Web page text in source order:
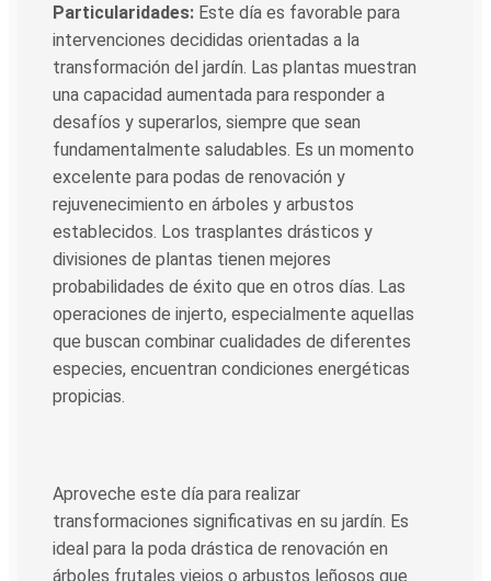
Particularidades: Este día es favorable para
intervenciones decididas orientadas a la
transformación del jardín. Las plantas muestran
una capacidad aumentada para responder a
desafíos y superarlos, siempre que sean
fundamentalmente saludables. Es un momento
excelente para podas de renovación y
rejuvenecimiento en árboles y arbustos
establecidos. Los trasplantes drásticos y
divisiones de plantas tienen mejores
probabilidades de éxito que en otros días. Las
operaciones de injerto, especialmente aquellas
que buscan combinar cualidades de diferentes
especies, encuentran condiciones energéticas
propicias.
Aproveche este día para realizar
transformaciones significativas en su jardín. Es
ideal para la poda drástica de renovación en
árboles frutales viejos o arbustos leñosos que